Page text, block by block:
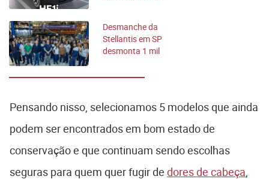
Desmanche da
Stellantis em SP
desmonta 1 mil
meses
Pensando nisso, selecionamos 5 modelos que ainda
podem ser encontrados em bom estado de
conservação e que continuam sendo escolhas
seguras para quem quer fugir de dores de cabeça